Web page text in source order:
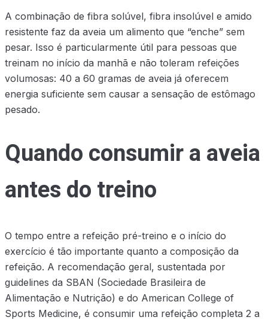
A combinação de fibra solúvel, fibra insolúvel e amido
resistente faz da aveia um alimento que “enche” sem
pesar. Isso é particularmente útil para pessoas que
treinam no início da manhã e não toleram refeições
volumosas: 40 a 60 gramas de aveia já oferecem
energia suficiente sem causar a sensação de estômago
pesado.
Quando consumir a aveia
antes do treino
O tempo entre a refeição pré-treino e o início do
exercício é tão importante quanto a composição da
refeição. A recomendação geral, sustentada por
guidelines da SBAN (Sociedade Brasileira de
Alimentação e Nutrição) e do American College of
Sports Medicine, é consumir uma refeição completa 2 a